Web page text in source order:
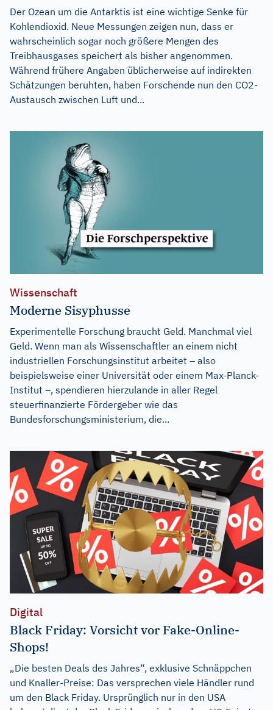
Der Ozean um die Antarktis ist eine wichtige Senke für
Kohlendioxid. Neue Messungen zeigen nun, dass er
wahrscheinlich sogar noch größere Mengen des
Treibhausgases speichert als bisher angenommen.
Während frühere Angaben üblicherweise auf indirekten
Schätzungen beruhten, haben Forschende nun den CO2-
Austausch zwischen Luft und...
Wissenschaft
Moderne Sisyphusse
Experimentelle Forschung braucht Geld. Manchmal viel
Geld. Wenn man als Wissenschaftler an einem nicht
industriellen Forschungsinstitut arbeitet – also
beispielsweise einer Universität oder einem Max-Planck-
Institut –, spendieren hierzulande in aller Regel
steuerfinanzierte Fördergeber wie das
Bundesforschungsministerium, die...
Digital
Black Friday: Vorsicht vor Fake-Online-
Shops!
„Die besten Deals des Jahres“, exklusive Schnäppchen
und Knaller-Preise: Das versprechen viele Händler rund
um den Black Friday. Ursprünglich nur in den USA